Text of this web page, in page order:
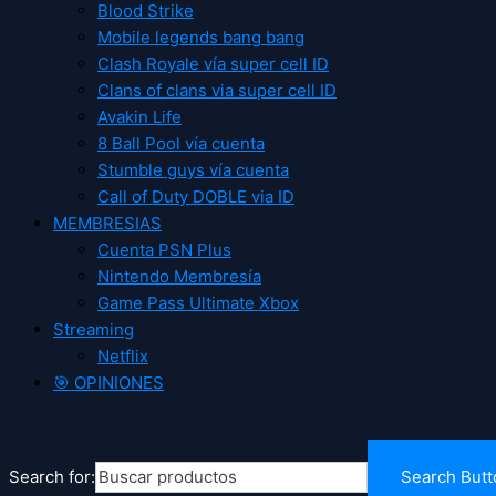
Blood Strike
Mobile legends bang bang
Clash Royale vía super cell ID
Clans of clans via super cell ID
Avakin Life
8 Ball Pool vía cuenta
Stumble guys vía cuenta
Call of Duty DOBLE via ID
MEMBRESIAS
Cuenta PSN Plus
Nintendo Membresía
Game Pass Ultimate Xbox
Streaming
Netflix
🎯 OPINIONES
Search for: Search